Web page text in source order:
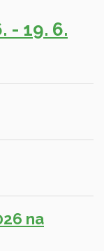
- 19. 6.
na